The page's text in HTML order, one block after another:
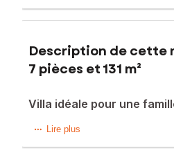
Description de cette
7 pièces et 131 m²
Villa idéale pour une
Située à Borgo (20290), cette
Lire plus